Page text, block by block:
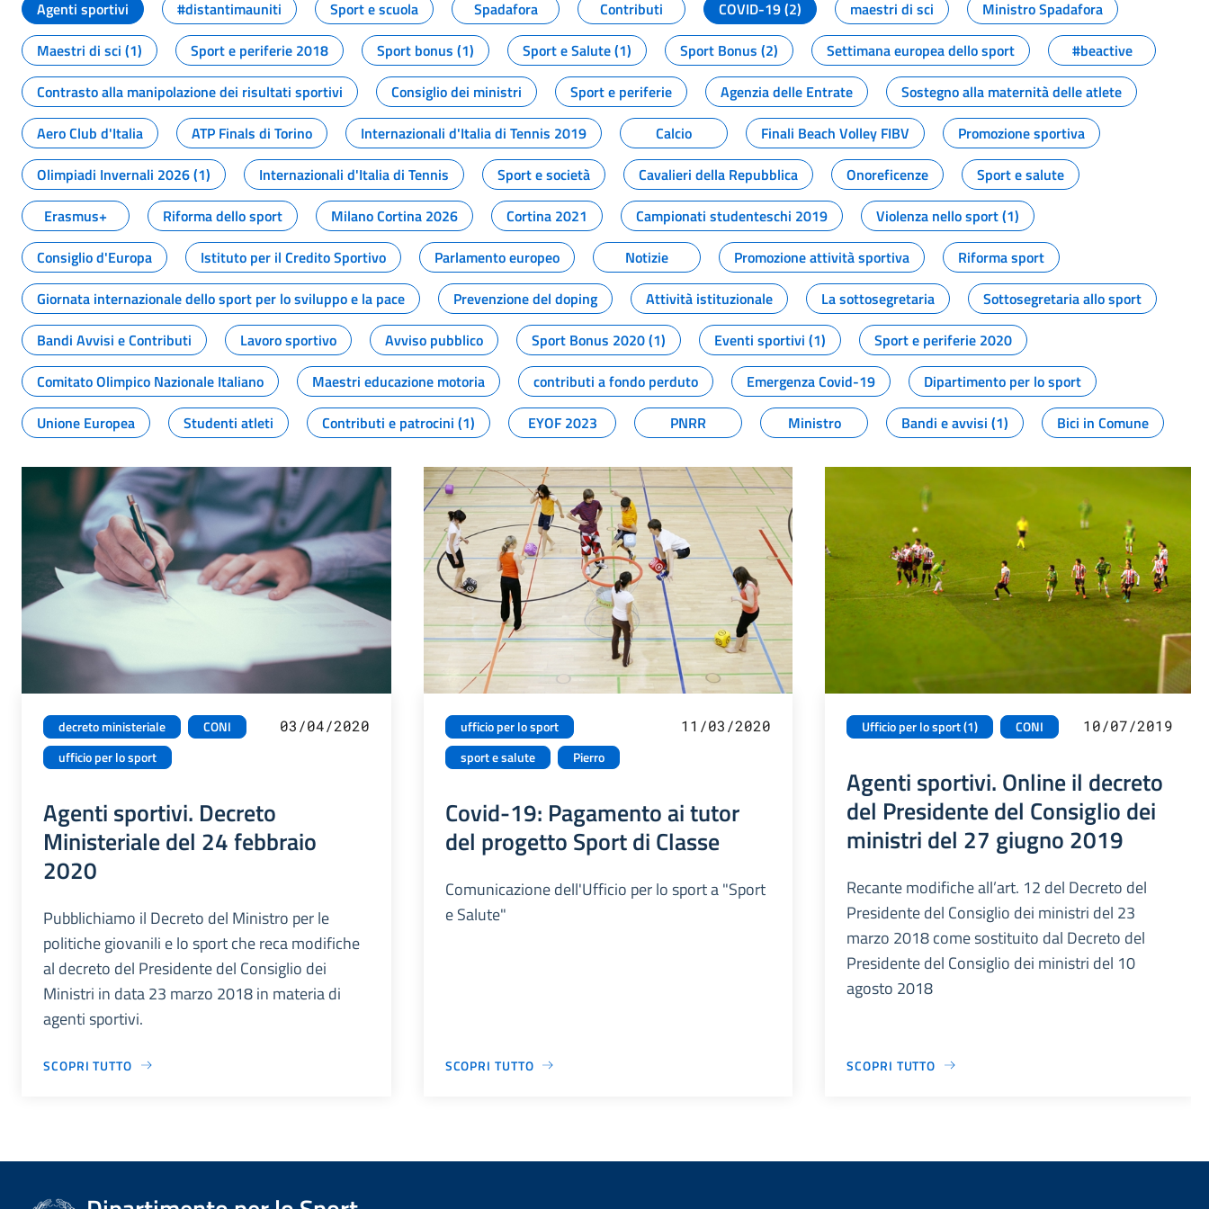
Agenti sportivi
#distantimauniti Sport e scuola Spadafora Contributi COVID-19 (2) maestri di sci
Ministro Spadafora
Maestri di sci (1)
Sport e periferie 2018 Sport bonus (1) Sport e Salute (1) Sport Bonus (2) Settimana europea dello sport
#beactive
Contrasto alla manipolazione dei risultati sportivi
Consiglio dei ministri Sport e periferie Agenzia delle Entrate
Sostegno alla maternità delle atlete
Aero Club d'Italia
ATP Finals di Torino Internazionali d'Italia di Tennis 2019 Calcio Finali Beach Volley FIBV
Promozione sportiva
Olimpiadi Invernali 2026 (1)
Internazionali d'Italia di Tennis Sport e società Cavalieri della Repubblica Onoreficenze
Sport e salute
Erasmus+
Riforma dello sport Milano Cortina 2026 Cortina 2021 Campionati studenteschi 2019
Violenza nello sport (1)
Consiglio d'Europa
Istituto per il Credito Sportivo Parlamento europeo Notizie Promozione attività sportiva
Riforma sport
Giornata internazionale dello sport per lo sviluppo e la pace
Prevenzione del doping Attività istituzionale La sottosegretaria
Sottosegretaria allo sport
Bandi Avvisi e Contributi
Lavoro sportivo Avviso pubblico Sport Bonus 2020 (1) Eventi sportivi (1)
Sport e periferie 2020
Comitato Olimpico Nazionale Italiano
Maestri educazione motoria contributi a fondo perduto Emergenza Covid-19
Dipartimento per lo sport
Unione Europea
Studenti atleti Contributi e patrocini (1) EYOF 2023 PNRR Ministro Bandi e avvisi (1) Bici in Comune
decreto ministeriale
CONI
ufficio per lo sport
03/04/2020
Agenti sportivi. Decreto
Ministeriale del 24 febbraio
2020
Pubblichiamo il Decreto del Ministro per le
politiche giovanili e lo sport che reca modifiche
al decreto del Presidente del Consiglio dei
Ministri in data 23 marzo 2018 in materia di
agenti sportivi.
SCOPRI TUTTO
ufficio per lo sport
sport e salute
Pierro
11/03/2020
Covid-19: Pagamento ai tutor
del progetto Sport di Classe
Comunicazione dell'Ufficio per lo sport a "Sport
e Salute"
SCOPRI TUTTO
Ufficio per lo sport (1) CONI 10/07/2019
Agenti sportivi. Online il decreto
del Presidente del Consiglio dei
ministri del 27 giugno 2019
Recante modifiche all’art. 12 del Decreto del
Presidente del Consiglio dei ministri del 23
marzo 2018 come sostituito dal Decreto del
Presidente del Consiglio dei ministri del 10
agosto 2018
SCOPRI TUTTO